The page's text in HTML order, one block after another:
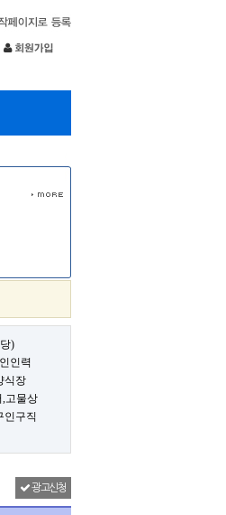
)
인력
식장
,고물상
인구직
광고신청